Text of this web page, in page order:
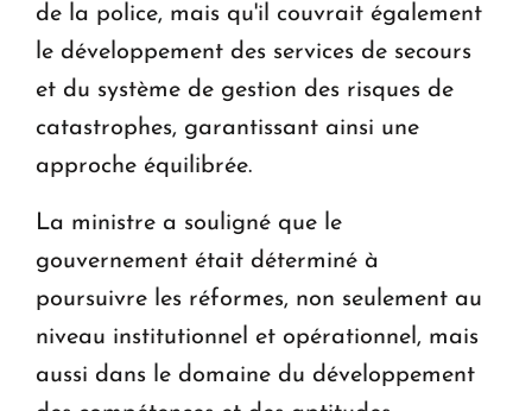
de la police, mais qu'il couvrait également
le développement des services de secours
et du système de gestion des risques de
catastrophes, garantissant ainsi une
approche équilibrée.
La ministre a souligné que le
gouvernement était déterminé à
poursuivre les réformes, non seulement au
niveau institutionnel et opérationnel, mais
aussi dans le domaine du développement